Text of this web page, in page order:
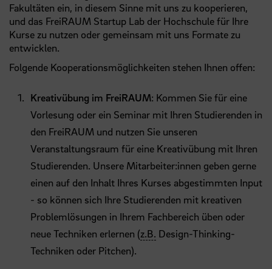
Fakultäten ein, in diesem Sinne mit uns zu kooperieren,
und das FreiRAUM Startup Lab der Hochschule für Ihre
Kurse zu nutzen oder gemeinsam mit uns Formate zu
entwicklen.
Folgende Kooperationsmöglichkeiten stehen Ihnen offen:
Kreativübung im FreiRAUM: Kommen Sie für eine
Vorlesung oder ein Seminar mit Ihren Studierenden in
den FreiRAUM und nutzen Sie unseren
Veranstaltungsraum für eine Kreativübung mit Ihren
Studierenden. Unsere Mitarbeiter:innen geben gerne
einen auf den Inhalt Ihres Kurses abgestimmten Input
- so können sich Ihre Studierenden mit kreativen
Problemlösungen in Ihrem Fachbereich üben oder
neue Techniken erlernen (z.B. Design-Thinking-
Techniken oder Pitchen).